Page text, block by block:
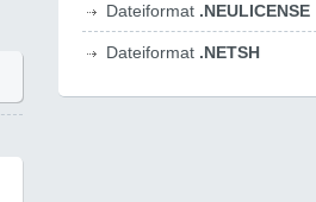
Dateiformat .NEULICENSE
Dateiformat .NETSH